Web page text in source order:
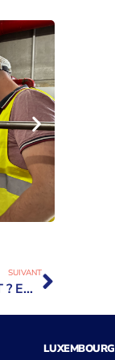
SUIVANT
COMMENT SENSIBILISER À LA RSE AUTREMENT ? EN JOUANT, EN ÉCHANGEANT… ET EN CONSTRUISANT ENSEMBLE.
LUXEMBOURG